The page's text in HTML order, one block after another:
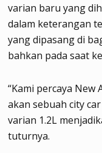
varian baru yang
dalam keterangan
yang dipasang di
bahkan pada saat
“Kami percaya
akan sebuah city
varian 1.2L
tuturnya.